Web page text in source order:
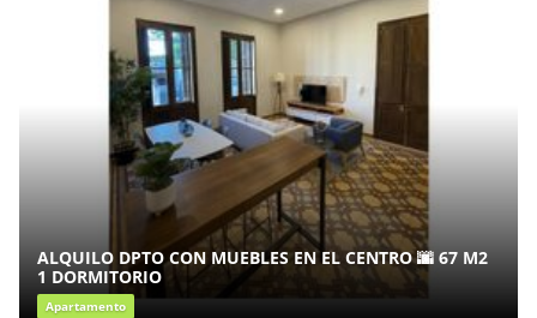
ALQUILO DPTO CON MUEBLES EN EL CENTRO 🌆 67 M2
1 DORMITORIO
Apartamento